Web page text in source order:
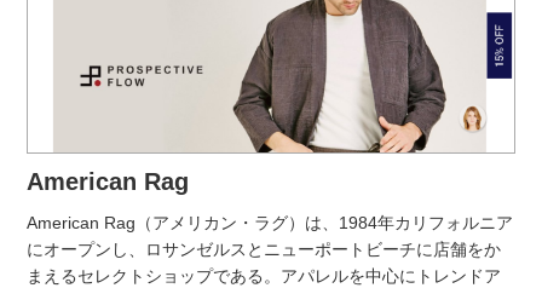
American Rag
American Rag（アメリカン・ラグ）は、1984年カリフォルニア
にオープンし、ロサンゼルスとニューポートビーチに店舗をか
まえるセレクトショップである。アパレルを中心にトレンドア